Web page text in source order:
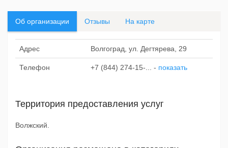
Об организации Отзывы На карте
Адрес Волгоград, ул. Дегтярева, 29
Телефон +7 (844) 274-15-... - показать
Территория предоставления услуг
Волжский.